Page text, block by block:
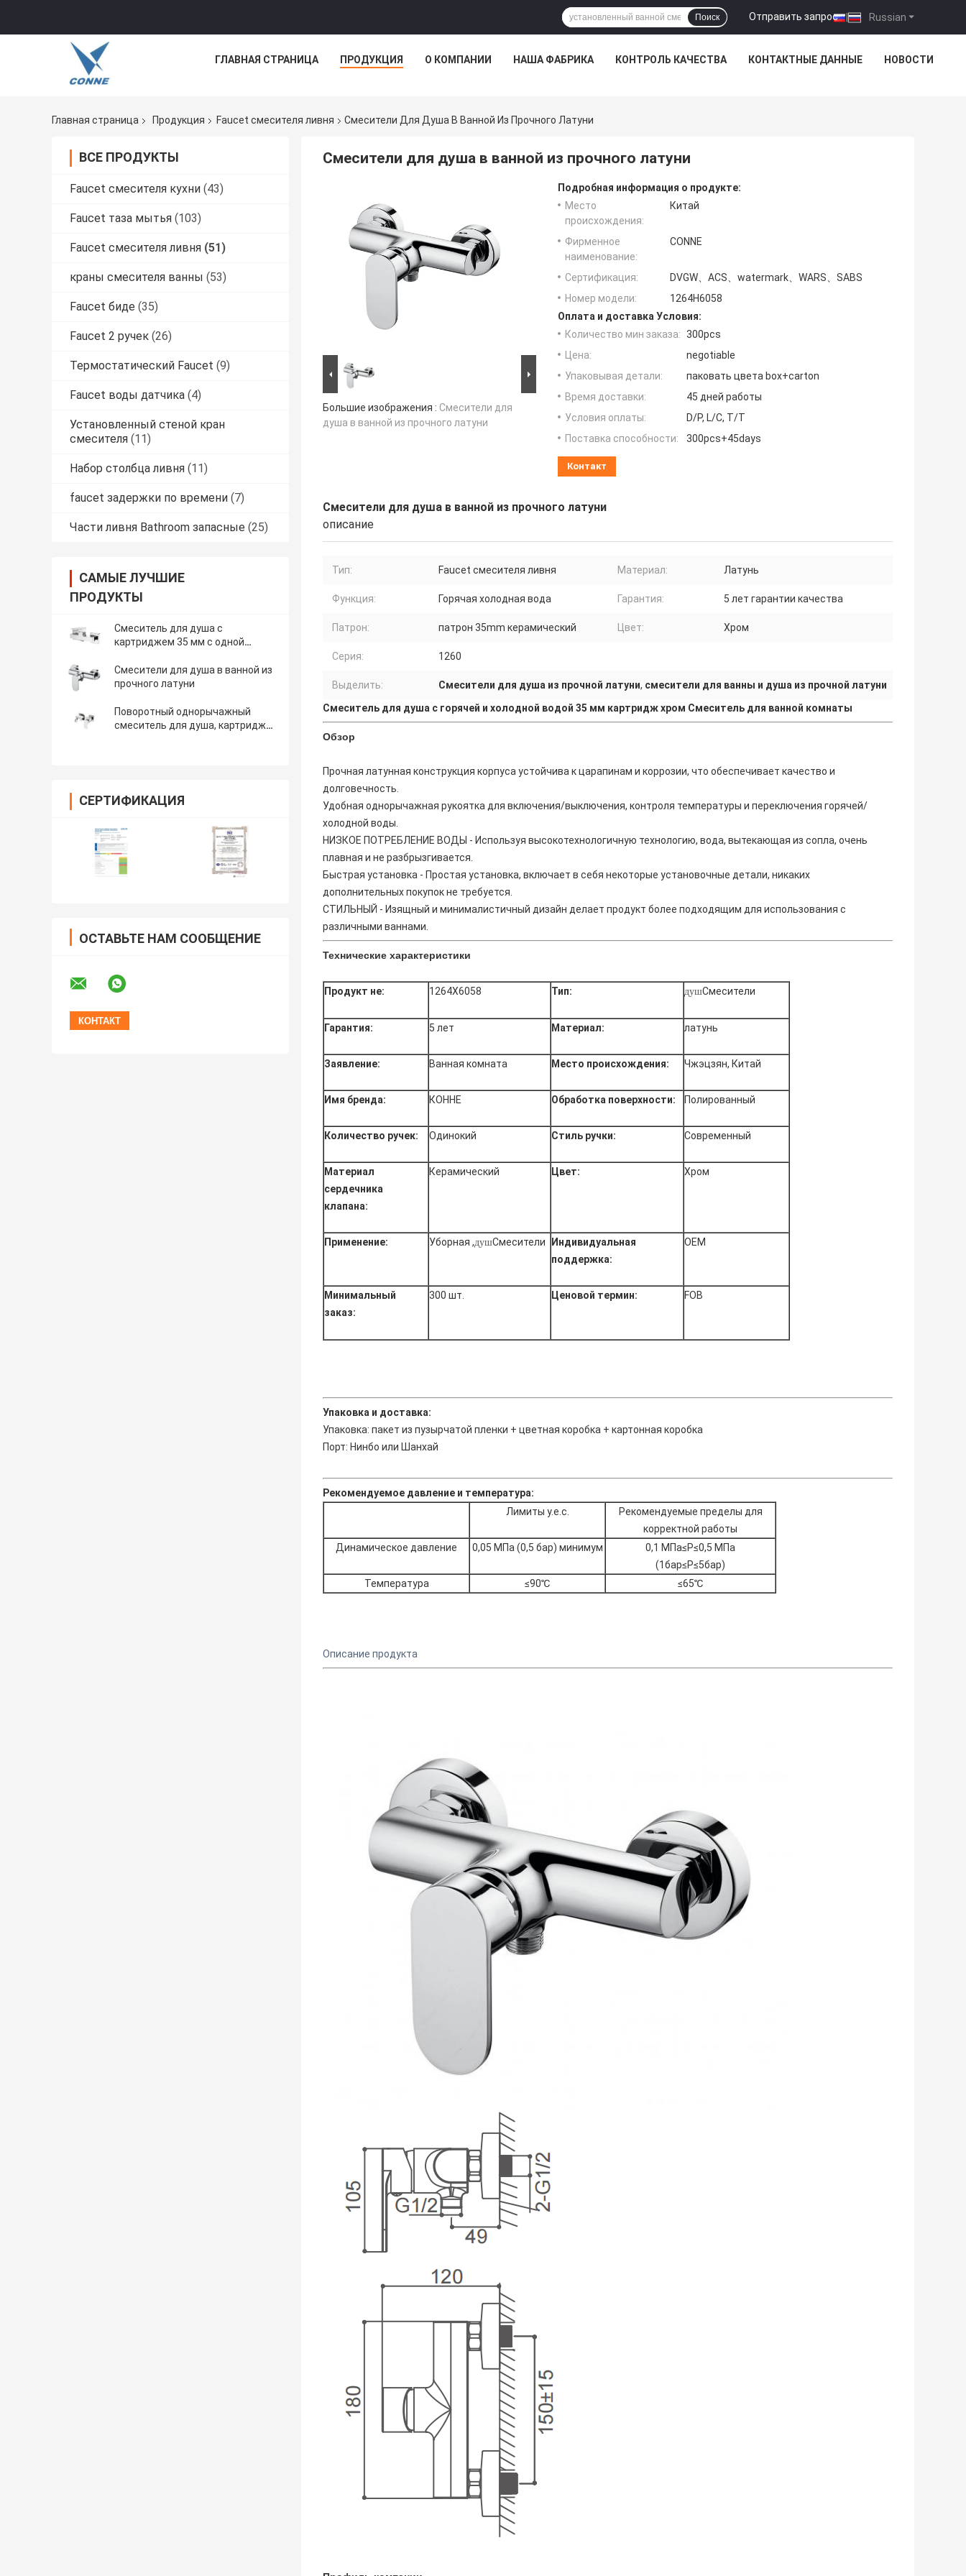
Russian
Отправить запрос |
Поиск
ГЛАВНАЯ СТРАНИЦА ПРОДУКЦИЯ О КОМПАНИИ НАША ФАБРИКА КОНТРОЛЬ КАЧЕСТВА КОНТАКТНЫЕ ДАННЫЕ НОВОСТИ
Главная страница Продукция Faucet смесителя ливня Смесители Для Душа В Ванной Из Прочного Латуни
ВСЕ ПРОДУКТЫ
Faucet смесителя кухни (43)
Faucet таза мытья (103)
Faucet смесителя ливня (51)
краны смесителя ванны (53)
Faucet биде (35)
Faucet 2 ручек (26)
Термостатический Faucet (9)
Faucet воды датчика (4)
Установленный стеной кран
смесителя (11)
Набор столбца ливня (11)
faucet задержки по времени (7)
Части ливня Bathroom запасные (25)
САМЫЕ ЛУЧШИЕ
ПРОДУКТЫ
Смеситель для душа с
картриджем 35 мм с одной
Смесители для душа в ванной из
прочного латуни
Поворотный однорычажный
смеситель для душа, картридж
СЕРТИФИКАЦИЯ
ОСТАВЬТЕ НАМ СООБЩЕНИЕ
Смесители для душа в ванной из прочного латуни
Большие изображения : Смесители для
душа в ванной из прочного латуни
Подробная информация о продукте:
Место
происхождения:
Китай
Фирменное
наименование:
CONNE
Сертификация:
DVGW、ACS、watermark、WARS、SABS
Номер модели:
1264H6058
Оплата и доставка Условия:
Количество мин заказа: 300pcs
Цена:
negotiable
Упаковывая детали:
паковать цвета box+carton
Время доставки:
45 дней работы
Условия оплаты:
D/P, L/C, T/T
Поставка способности:
300pcs+45days
Контакт
Смесители для душа в ванной из прочного латуни
описание
Тип: Faucet смесителя ливня Материал: Латунь
Функция: Горячая холодная вода Гарантия: 5 лет гарантии качества
Патрон: патрон 35mm керамический Цвет: Хром
Серия: 1260
Выделить: Смесители для душа из прочной латуни, смесители для ванны и душа из прочной латуни
Смеситель для душа с горячей и холодной водой 35 мм картридж хром Смеситель для ванной комнаты
Обзор
Прочная латунная конструкция корпуса устойчива к царапинам и коррозии, что обеспечивает качество и
долговечность.
Удобная однорычажная рукоятка для включения/выключения, контроля температуры и переключения горячей/
холодной воды.
НИЗКОЕ ПОТРЕБЛЕНИЕ ВОДЫ - Используя высокотехнологичную технологию, вода, вытекающая из сопла, очень
плавная и не разбрызгивается.
Быстрая установка - Простая установка, включает в себя некоторые установочные детали, никаких
дополнительных покупок не требуется.
СТИЛЬНЫЙ - Изящный и минималистичный дизайн делает продукт более подходящим для использования с
различными ваннами.
Технические характеристики
Продукт не: 1264Х6058 Тип: душСмесители
Гарантия: 5 лет Материал: латунь
Заявление: Ванная комната Место происхождения: Чжэцзян, Китай
Имя бренда: КОННЕ Обработка поверхности: Полированный
Количество ручек: Одинокий Стиль ручки: Современный
Материал
сердечника
клапана:
Керамический Цвет: Хром
Применение: Уборная ,душСмесители
Индивидуальная
поддержка:
ОЕМ
Минимальный
заказ:
300 шт. Ценовой термин: FOB
Упаковка и доставка:
Упаковка: пакет из пузырчатой ​​пленки + цветная коробка + картонная коробка
Порт: Нинбо или Шанхай
Рекомендуемое давление и температура:
Лимиты у.е.с.
Рекомендуемые пределы для
корректной работы
Динамическое давление
0,05 МПа (0,5 бар) минимум
0,1 МПа≤P≤0,5 МПа
(1бар≤P≤5бар)
Температура
≤90℃ ≤65℃
Описание продукта